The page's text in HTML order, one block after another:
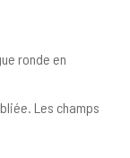
ronde en
Les champs